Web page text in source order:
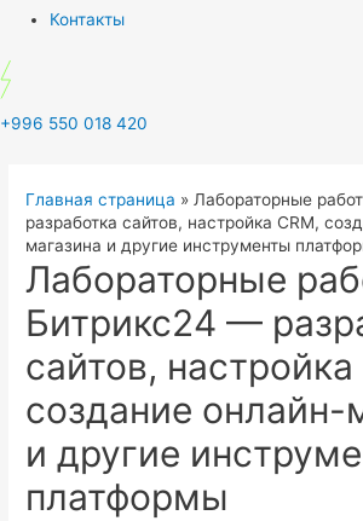
Контакты
+996 550 018 420
Главная страница » Лабораторные
разработка сайтов, настройка CRM,
магазина и другие инструменты
Лабораторные
Битрикс24 —
сайтов, настройка
создание онлайн-
и другие
платформы